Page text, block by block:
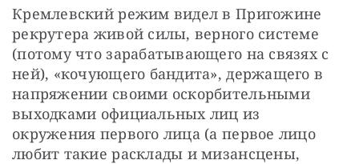
Кремлевский режим видел в Пригожине
рекрутера живой силы, верного системе
(потому что зарабатывающего на связях с
ней), «кочующего бандита», держащего в
напряжении своими оскорбительными
выходками официальных лиц из
окружения первого лица (а первое лицо
любит такие расклады и мизансцены,